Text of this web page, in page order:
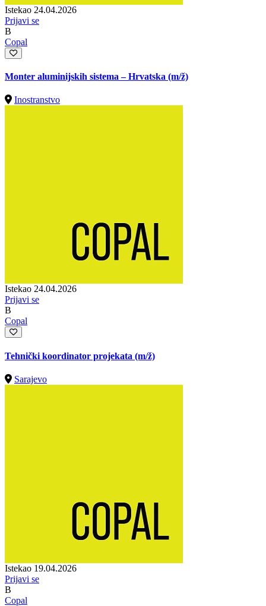
Istekao 24.04.2026
Prijavi se
B
Copal
Monter aluminijskih sistema – Hrvatska (m/ž)
Inostranstvo
Istekao 24.04.2026
Prijavi se
B
Copal
Tehnički koordinator projekata (m/ž)
Sarajevo
Istekao 19.04.2026
Prijavi se
B
Copal